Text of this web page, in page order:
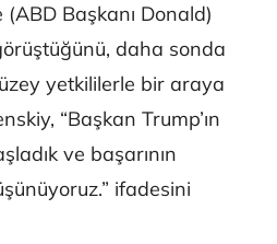
Başkanı Donald)
daha sonda
yetkililerle bir araya
“Başkan Trump’ın
ve başarının
ifadesini